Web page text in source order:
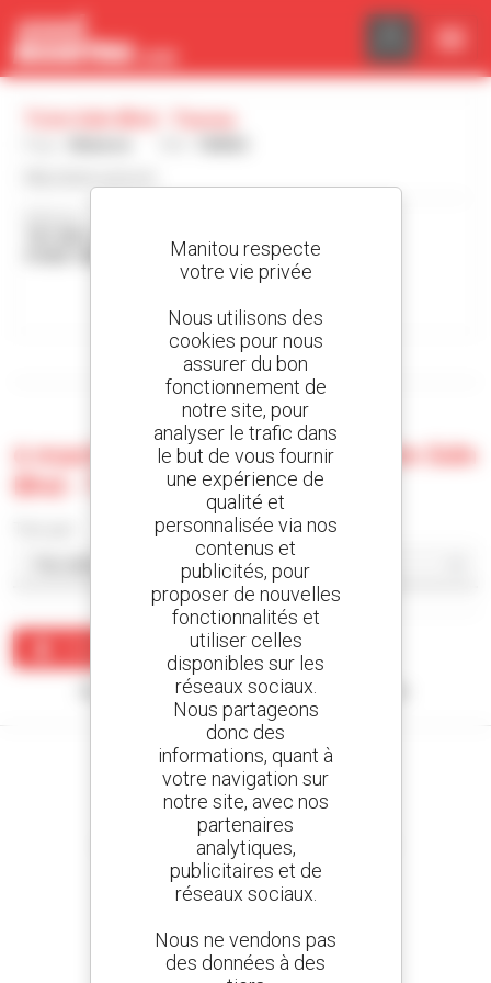
91000 TAWAU Malaisie
Afficher les filtres de recherche
0 machine d'occasion chez Tcim Sdn
Bhd - Tawau
Aucun résultat ne correspond à votre recherche.
Créez vos alertes
et recevez des annonces de matériels d'occasion
800 concessionnaires
Manitou partout dans le monde
Panneau de gestion des cookies
Manitou respecte
votre vie privée
Nous utilisons des
cookies pour nous
assurer du bon
fonctionnement de
notre site, pour
analyser le trafic dans
le but de vous fournir
une expérience de
qualité et
personnalisée via nos
contenus et
publicités, pour
proposer de nouvelles
fonctionnalités et
utiliser celles
disponibles sur les
réseaux sociaux.
Nous partageons
donc des
informations, quant à
votre navigation sur
notre site, avec nos
partenaires
analytiques,
publicitaires et de
réseaux sociaux.
Nous ne vendons pas
des données à des